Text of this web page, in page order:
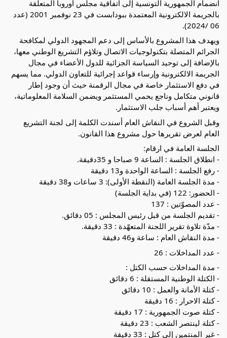
انضمام الجمهورية التونسية إلى اتفاقية مجلس أوروبا المتعلقة
بالجريمة الالكترونية
المعتمدة ببودابست في 23 نوفمبر 2001 (عدد
06 /2024).
ويهدف هذا المشروع بالأساس إلى دعم المجهود الدولي لمكافحة
الجرائم المتصلة بتكنولوجيات الاتصال وتلاؤم التشريع الوطني معها،
بالإضافة إلى توحيد السياسة الجزائية للدول الأعضاء في مجال
الجريمة الالكترونية وإرساء قواعد إجرائية للتعاون الدولي. مما يسهم
في دفع الاستثمار خاصة في مجال الرقمنة حيث أن وجود إطار
قانوني متكامل وناجع يحمي المستثمر ويضمن السلامة المعلوماتية،
ويعتبر أهم أسباب جلب الاستثمار.
وقبل الشروع في النقاش العام أسندت الكلمة إلى لجنة التشريع
العام لعرض تقريرها حول مشروع هذا القانون.
الجلسة العامة في ارقام:
- انطلاق الجلسة : الساعة 9 صباحا و 35دقيقة.
- رفع الجلسة : الساعة الواحدة و13 دقيقة
- مدة الجلسة العامة (النقطة الأولى): 3 ساعات و38 دقيقة
- الحضور: 122 (في بداية الجلسة)
- عدد المصوّتين : 137
- تقديم الجلسة من قبل رئيس المجلس : 05 دقائق.
- مدّة تلاوة تقرير اللجنة المتعهّدة : 33 دقيقة.
- مدة النقاش العام : ساعة و46 دقيقة
- عدد المداخلات : 26
- مدة المداخلات حسب الكتل :
- الكتلة الوطنية المستقلة : 6 دقائق
- كتلة الأمانة والعمل : 10 دقائق
- كتلة الاحرار : 16 دقيقة
- كتلة صوت الجمهورية : 17 دقيقة
- كتلة لينتصر الشعب : 23 دقيقة
- غير المنتمين إلى كتل : 33 دقيقة